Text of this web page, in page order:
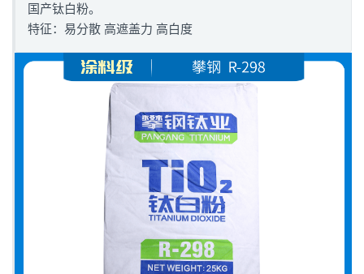
国产钛白粉。
特征：易分散 高遮盖力 高白度